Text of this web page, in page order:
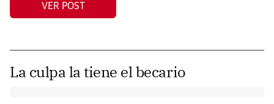
VER POST
La culpa la tiene el becario